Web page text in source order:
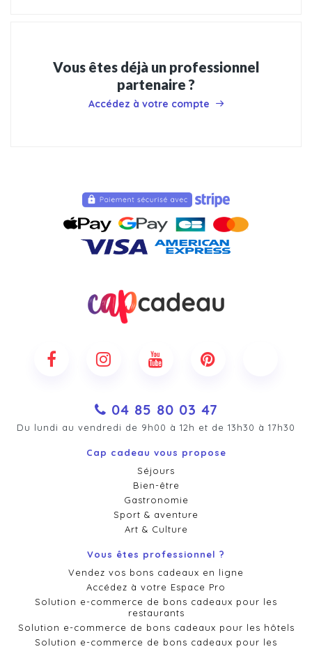
Vous êtes déjà un professionnel
partenaire ?
Accédez à votre compte
04 85 80 03 47
Du lundi au vendredi de 9h00 à 12h et de 13h30 à 17h30
Cap cadeau vous propose
Séjours
Bien-être
Gastronomie
Sport & aventure
Art & Culture
Vous êtes professionnel ?
Vendez vos bons cadeaux en ligne
Accédez à votre Espace Pro
Solution e-commerce de bons cadeaux pour les
restaurants
Solution e-commerce de bons cadeaux pour les hôtels
Solution e-commerce de bons cadeaux pour les